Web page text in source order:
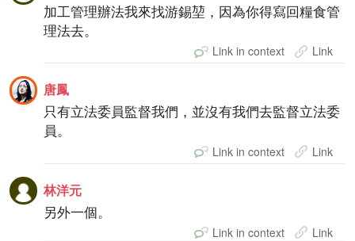
加工管理辦法我來找游錫堃，因為你得寫回糧食管
理法去。
Link in context Link
唐鳳
只有立法委員監督我們，並沒有我們去監督立法委
員。
Link in context Link
林洋元
另外一個。
Link in context Link